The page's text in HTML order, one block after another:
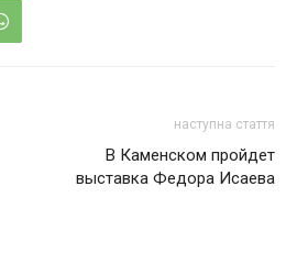
наступна стаття
В Каменском пройдет
выставка Федора Исаева